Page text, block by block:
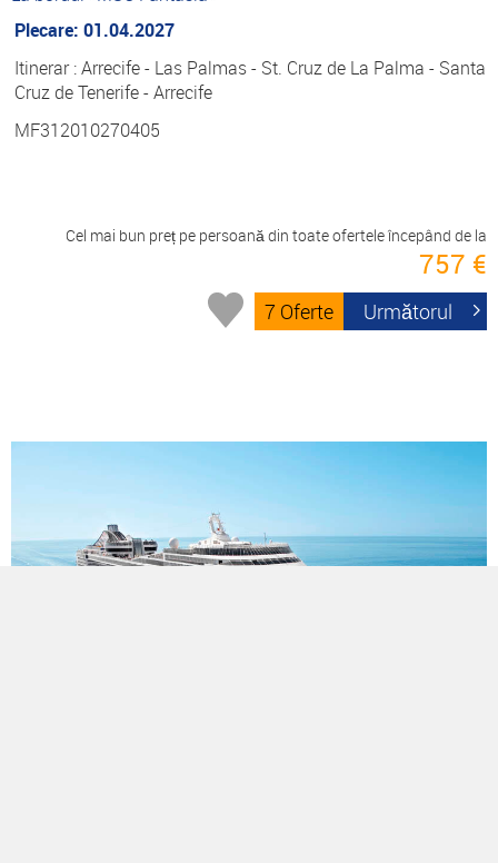
Plecare: 01.04.2027
Itinerar : Arrecife - Las Palmas - St. Cruz de La Palma - Santa
Cruz de Tenerife - Arrecife
MF312010270405
Cel mai bun preț pe persoană din toate ofertele începând de la
757 €
7 Oferte Următorul